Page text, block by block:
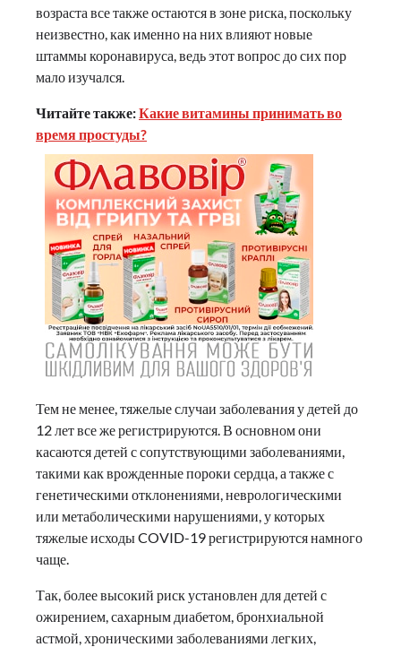
возраста все также остаются в зоне риска, поскольку
неизвестно, как именно на них влияют новые
штаммы коронавируса, ведь этот вопрос до сих пор
мало изучался.
Читайте также:Какие витамины принимать во
время простуды?
Тем не менее, тяжелые случаи заболевания у детей до
12 лет все же регистрируются. В основном они
касаются детей с сопутствующими заболеваниями,
такими как врожденные пороки сердца, а также с
генетическими отклонениями, неврологическими
или метаболическими нарушениями, у которых
тяжелые исходы COVID-19 регистрируются намного
чаще.
Так, более высокий риск установлен для детей с
ожирением, сахарным диабетом, бронхиальной
астмой, хроническими заболеваниями легких,